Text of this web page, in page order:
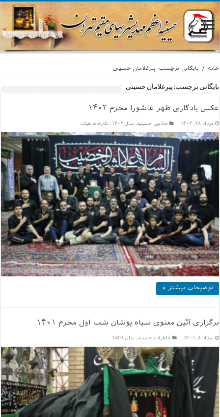
خانه / بایگانی برچسب: پیرغلامان حسینی
بایگانی برچسب: پیرغلامان حسینی
عکس یادگاری ظهر عاشورا محرم ۱۴۰۲
مرداد ۲۸, ۱۴۰۲ خادمين حسينيه, سال ۱۴۰۲ ,نگارخانه هیئت
توضیحات بیشتر »
برگزاری آئین معنوی سیاه پوشان شب اول محرم ۱۴۰۱
مرداد ۸, ۱۴۰۱ خاطرات حسینیه, سال 1401